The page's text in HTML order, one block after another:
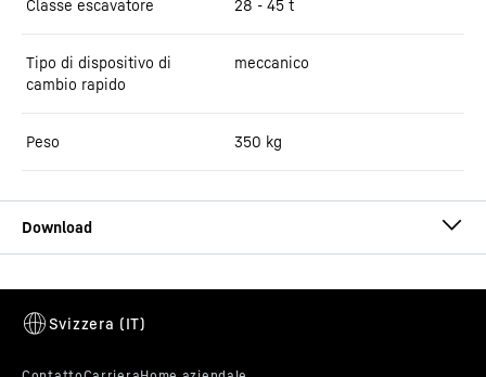
Classe escavatore 28 - 45 t
Tipo di dispositivo di
cambio rapido
meccanico
Peso 350 kg